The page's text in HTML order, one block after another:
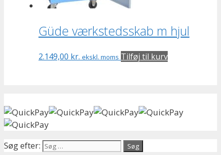
Güde værkstedsskab m hjul
2.149,00 kr. ekskl. moms Tilføj til kurv
Søg efter: